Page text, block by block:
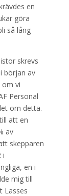
en
göra
så lång
skrevs
början av
om vi
Personal
om detta.
att en
av
skepparen
i
en i
mig till
Lasses